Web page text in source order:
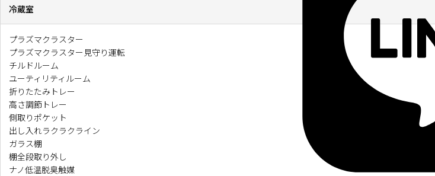
冷蔵室
プラズマクラスター
プラズマクラスター見守り運転
チルドルーム
ユーティリティルーム
折りたたみトレー
高さ調節トレー
側取りポケット
出し入れラクラクライン
ガラス棚
棚全段取り外し
ナノ低温脱臭触媒